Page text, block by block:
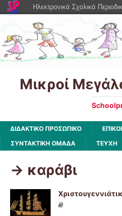
Μικροί
ΔΙΔΑΚΤΙΚΟ ΠΡΟΣΩΠΙΚΟ
ΣΥΝΤΑΚΤΙΚΗ ΟΜΑΔΑ
ΤΕΥΧΗ
-> καράβι
Ηλεκτρονικά Σχολικά